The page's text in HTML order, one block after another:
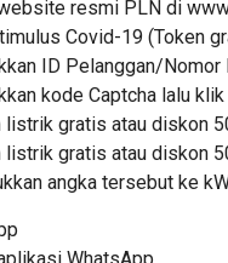
resmi PLN di
Covid-19 (Token
ID Pelanggan/
kode Captcha lalu klik
listrik gratis atau diskon
listrik gratis atau diskon
angka tersebut ke